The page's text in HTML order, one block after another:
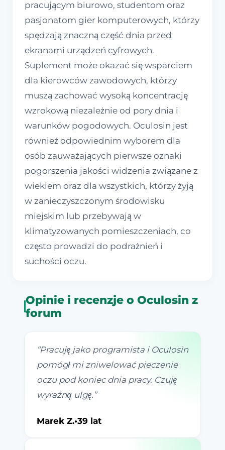
pracującym biurowo, studentom oraz
pasjonatom gier komputerowych, którzy
spędzają znaczną część dnia przed
ekranami urządzeń cyfrowych.
Suplement może okazać się wsparciem
dla kierowców zawodowych, którzy
muszą zachować wysoką koncentrację
wzrokową niezależnie od pory dnia i
warunków pogodowych. Oculosin jest
również odpowiednim wyborem dla
osób zauważających pierwsze oznaki
pogorszenia jakości widzenia związane z
wiekiem oraz dla wszystkich, którzy żyją
w zanieczyszczonym środowisku
miejskim lub przebywają w
klimatyzowanych pomieszczeniach, co
często prowadzi do podrażnień i
suchości oczu.
Opinie i recenzje o Oculosin z
forum
“Pracuję jako programista i Oculosin
pomógł mi zniwelować pieczenie
oczu pod koniec dnia pracy. Czuję
wyraźną ulgę. ”
Marek Z.•39 lat